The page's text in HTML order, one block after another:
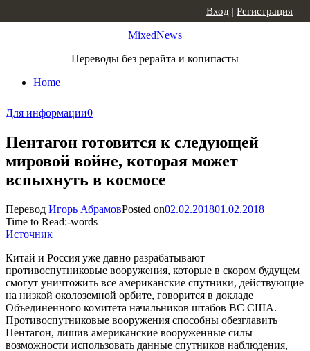
MixedNews
Переводы без рерайта и копипасты
Home
Вход | Регистрация
Для информации0
Пентагон готовится к следующей
мировой войне, которая может
вспыхнуть в космосе
Перевод Игорь АбрамовPosted on02.02.201801.02.2018
Time to Read:-words
Источник
Китай и Россия уже давно разрабатывают
противоспутниковые вооружения, которые в скором будущем
смогут уничтожить все американские спутники, действующие
на низкой околоземной орбите, говорится в докладе
Объединенного комитета начальников штабов ВС США.
Противоспутниковые вооружения способны обезглавить
Пентагон, лишив американские вооруженные силы
возможности использовать данные спутников наблюдения,